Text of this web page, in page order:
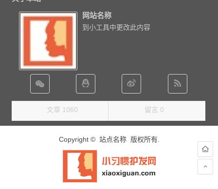
网站名称
到小工具中更改此内容
文章 1060 留言 0
Copyright © 站点名称 版权所有.